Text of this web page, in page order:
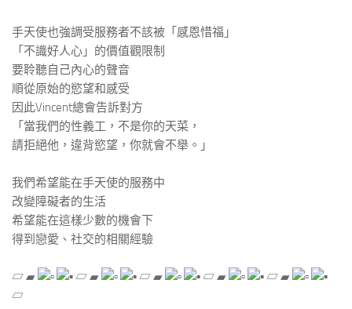
手天使也強調受服務者不該被「感恩惜福」
「不識好人心」的價值觀限制
要聆聽自己內心的聲音
順從原始的慾望和感受
因此Vincent總會告訴對方
「當我們的性義工，不是你的天菜，
請拒絕他，違背慾望，你就會不舉。」
我們希望能在手天使的服務中
改變障礙者的生活
希望能在這樣少數的機會下
得到戀愛、社交的相關經驗
▱ ▰
▱ ▰ ▱ ▰ ▱ ▰
▱ ▰
▱